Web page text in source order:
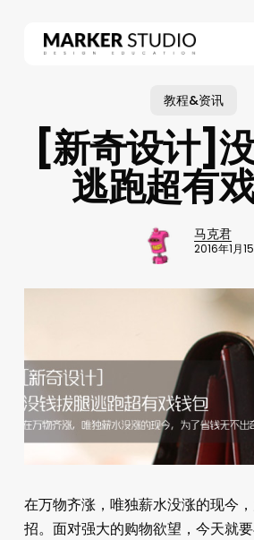
教程&资讯
[新奇设计]
逃跑超有
马克君
2016年1月
在万物齐涨，唯独薪水没涨的现今
招。面对强大的购物欲望，今天就要